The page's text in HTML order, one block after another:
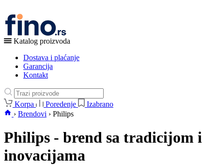
Katalog proizvoda
Dostava i plaćanje
Garancija
Kontakt
Korpa Poredenje
Izabrano
› Brendovi › Philips
Philips - brend sa tradicijom i
inovacijama